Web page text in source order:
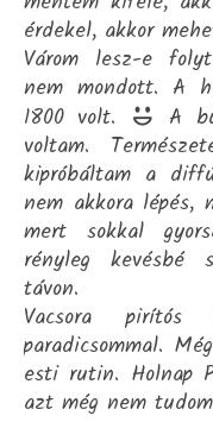
érdekel, akkor
Várom lesz-e
nem mondott. A
1800 volt.
A
voltam.
kipróbáltam a
nem akkora lépés,
mert sokkal
rényleg kevésbé
távon.
Vacsora
paradicsommal.
esti rutin. Holnap
azt még nem